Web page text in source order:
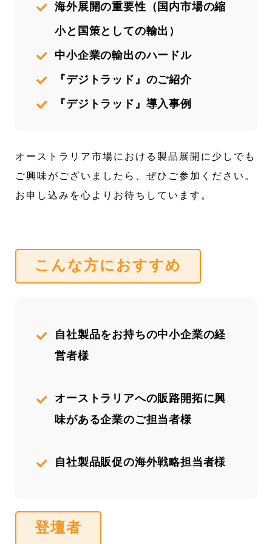
海外展開の重要性（国内市場の縮
小と国策としての輸出）
中小企業の輸出のハードル
『デジトラッド』のご紹介
『デジトラッド』導入事例
オーストラリア市場における製品展開に少しでも
ご興味がございましたら、ぜひご参加ください。
お申し込みを心よりお待ちしています。
こんな方におすすめ
自社製品をお持ちの中小企業の経
営者様
オーストラリアへの販路開拓に興
味がある企業のご担当者様
自社製品販促の海外戦略担当者様
登壇者